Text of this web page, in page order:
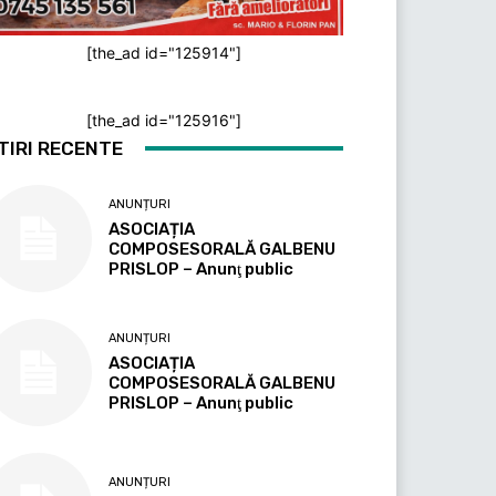
[the_ad id="125914"]
[the_ad id="125916"]
RECENTE
ANUNȚURI
ASOCIAȚIA
COMPOSESORALĂ GALBENU
PRISLOP – Anunţ public
ANUNȚURI
ASOCIAȚIA
COMPOSESORALĂ GALBENU
PRISLOP – Anunţ public
ANUNȚURI